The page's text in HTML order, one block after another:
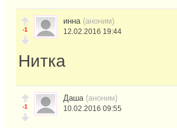
-1
инна (аноним)
12.02.2016 19:44
Нитка
-1
Даша (аноним)
10.02.2016 09:55